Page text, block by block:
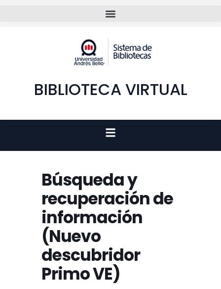
BIBLIOTECA VIRTUAL
Búsqueda y
recuperación de
información
(Nuevo
descubridor
Primo VE)